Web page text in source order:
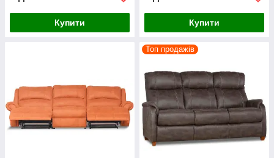
Купити Купити
Топ продажів